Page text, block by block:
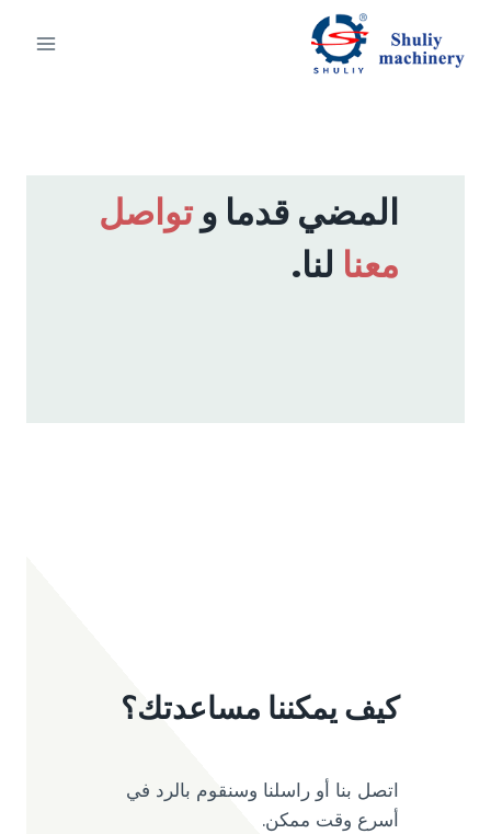
المحتوى
المضي قدما و تواصل
معنا لنا.
كيف يمكننا مساعدتك؟
اتصل بنا أو راسلنا وسنقوم بالرد في
أسرع وقت ممكن.